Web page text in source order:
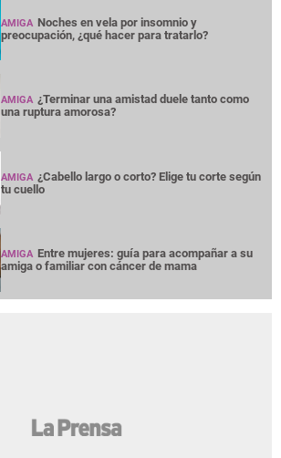
AMIGA Noches en vela por insomnio y
preocupación, ¿qué hacer para tratarlo?
AMIGA ¿Terminar una amistad duele tanto como
una ruptura amorosa?
AMIGA ¿Cabello largo o corto? Elige tu corte según
tu cuello
AMIGA Entre mujeres: guía para acompañar a su
amiga o familiar con cáncer de mama